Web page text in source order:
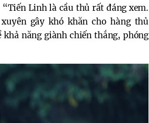
Linh là cầu thủ rất đáng xem.
gây khó khăn cho hàng thủ
năng giành chiến thắng, phóng